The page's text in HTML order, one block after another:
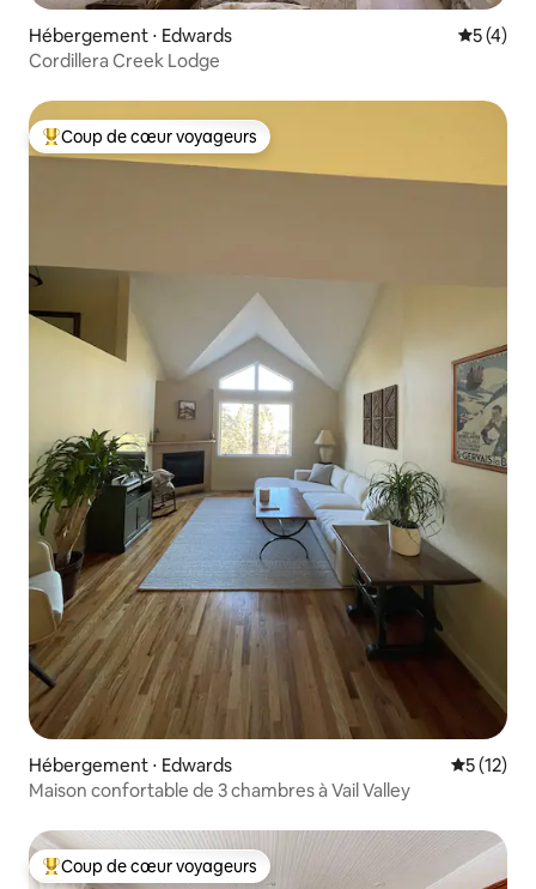
Hébergement ⋅ Edwards
5 (4)
Cordillera Creek Lodge
Coups de cœur voyageurs les plus appréciés
Coup de cœur voyageurs
Hébergement ⋅ Edwards
5 (12)
Maison confortable de 3 chambres à Vail Valley
Coups de cœur voyageurs les plus appréciés
Coup de cœur voyageurs